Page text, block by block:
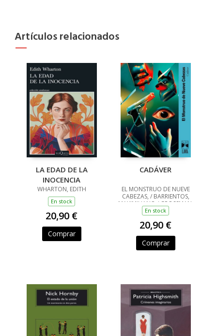
Artículos relacionados
LA EDAD DE LA
INOCENCIA
WHARTON, EDITH
En stock
20,90 €
Comprar
CADÁVER
EL MONSTRUO DE NUEVE
CABEZAS, / BARRIENTOS,
MAXIMILIANO / GROSSMAN,
LUCILA / ANCIRA, LOLA /
RIVERO, GIOVANNA /
BARRAGÁN, LUIS CARLOS /
REYES, KAREN A
En stock
20,90 €
Comprar